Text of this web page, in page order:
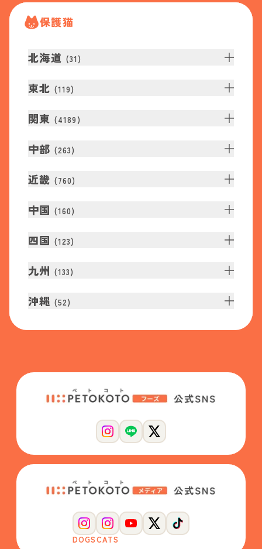
保護猫
北海道 (31 )
東北 (119)
関東 (4189 )
中部 (263)
近畿 (760)
中国 (160)
四国 (123)
九州 (133)
沖縄 (52)
DOGSCATS